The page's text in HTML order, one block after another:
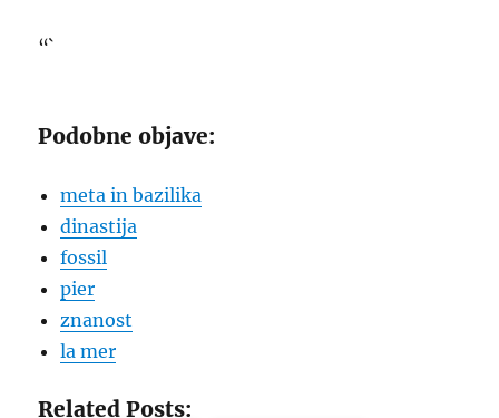
“`
Podobne objave:
meta in bazilika
dinastija
fossil
pier
znanost
la mer
Related Posts: